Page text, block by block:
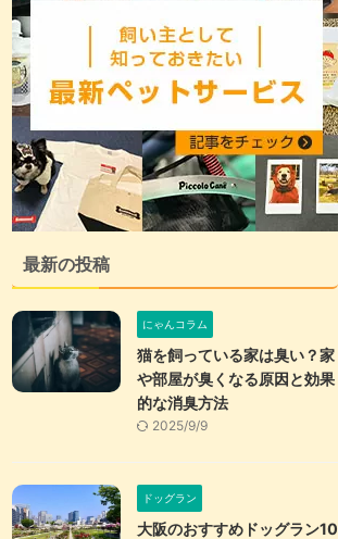
最新の投稿
にゃんコラム
猫を飼っている家は臭い？家
や部屋が臭くなる原因と効果
的な消臭方法
2025/9/9
ドッグラン
大阪のおすすめドッグラン10